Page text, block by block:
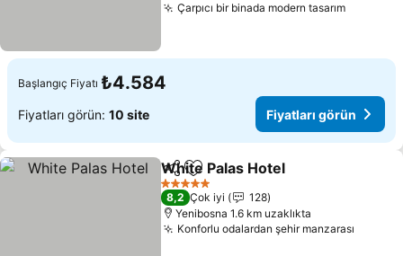
Çarpıcı bir binada modern tasarım
Başlangıç Fiyatı ₺4.584
Fiyatları görün: 10 site Fiyatları görün
PaylaşFavorilerime ekle
White Palas Hotel
5 Yıldız
8,2 Çok iyi
128
Yenibosna 1.6 km uzaklıkta
Konforlu odalardan şehir manzarası